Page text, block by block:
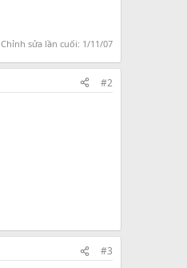
Chỉnh sửa lần cuối: 1/11/07
#2
#3